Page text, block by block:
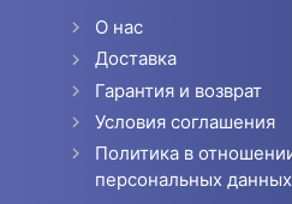
О нас
Доставка
Гарантия и возврат
Условия соглашения
Политика в
персональных данных